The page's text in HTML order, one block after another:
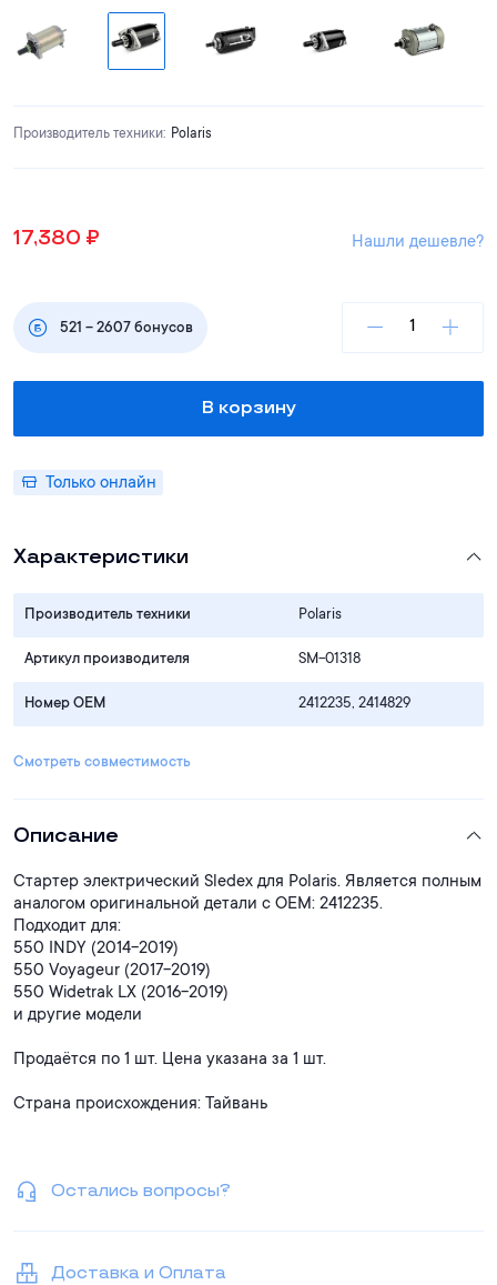
Производитель техники: Polaris
17,380 ₽ Нашли дешевле?
521 – 2607 бонусов
В корзину
Только онлайн
Характеристики
Производитель техники Polaris
Артикул производителя SM-01318
Номер OEM 2412235, 2414829
Смотреть совместимость
Описание
Стартер электрический Sledex для Polaris. Является полным
аналогом оригинальной детали с ОЕМ: 2412235.
Подходит для:
550 INDY (2014-2019)
550 Voyageur (2017-2019)
550 Widetrak LX (2016-2019)
и другие модели
Продаётся по 1 шт. Цена указана за 1 шт.
Страна происхождения: Тайвань
Остались вопросы?
Доставка и Оплата